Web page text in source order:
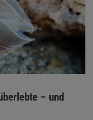
– und